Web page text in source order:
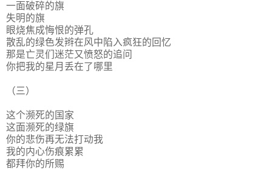
一面破碎的旗
失明的旗
眼烧焦成悔恨的弹孔
散乱的绿色发辫在风中陷入疯狂的回忆
那是亡灵们迷茫又愤怒的追问
你把我的星月丢在了哪里
（三）
这个濒死的国家
这面濒死的绿旗
你的悲伤再无法打动我
我的内心伤痕累累
都拜你的所赐